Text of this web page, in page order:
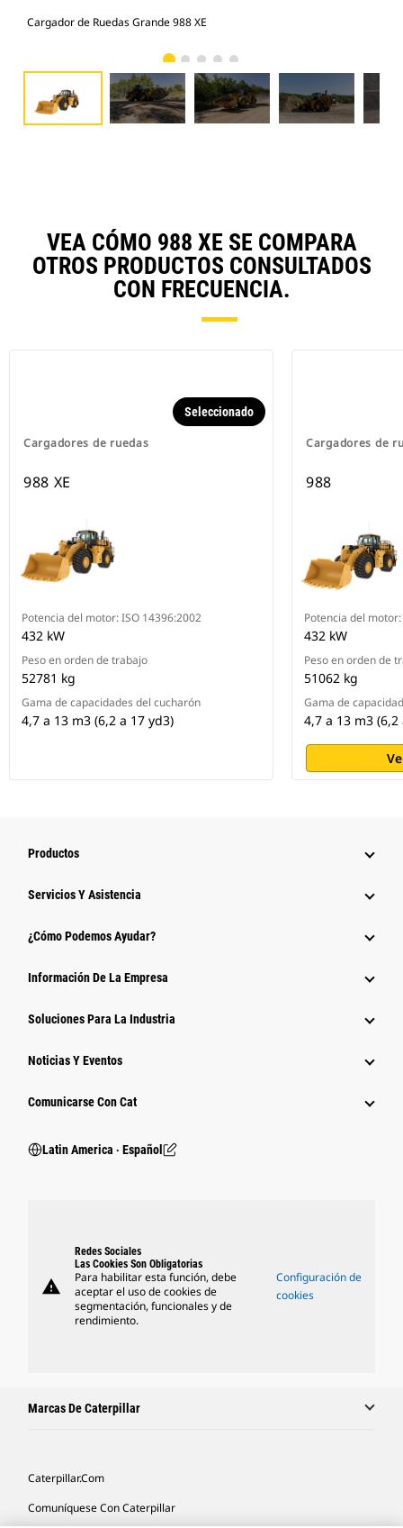
Cargador de Ruedas Grande 988 XE
VEA CÓMO 988 XE SE COMPARA
OTROS PRODUCTOS CONSULTADOS
CON FRECUENCIA.
Cargadores de ruedas
Seleccionado
988 XE
Potencia del motor: ISO 14396:2002
432 kW
Peso en orden de trabajo
52781 kg
Gama de capacidades del cucharón
4,7 a 13 m3 (6,2 a 17 yd3)
Cargadores de
988
Potencia del
432 kW
Peso en orden de
51062 kg
Gama de
4,7 a 13 m3 (6,2
Productos
Servicios Y Asistencia
¿Cómo Podemos Ayudar?
Información De La Empresa
Soluciones Para La Industria
Noticias Y Eventos
Comunicarse Con Cat
Latin America ‧ Español
warning
Redes Sociales
Las Cookies Son Obligatorias
Para habilitar esta función, debe
aceptar el uso de cookies de
segmentación, funcionales y de
rendimiento.
Configuración de
cookies
Marcas De Caterpillar
Caterpillar.com
Comuníquese Con Caterpillar